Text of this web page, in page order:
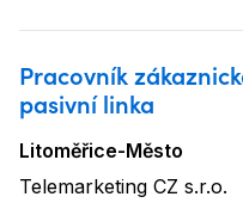
Pracovník
pasivní linka
Lokalita:
Litoměřice-Město
Název firmy:
Telemarketing CZ s.r.o.